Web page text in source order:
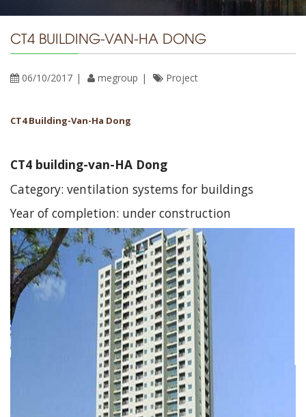
CT4 BUILDING-VAN-HA DONG
06/10/2017 megroup Project
CT4 Building-Van-Ha Dong
CT4 building-van-HA Dong
Category: ventilation systems for buildings
Year of completion: under construction